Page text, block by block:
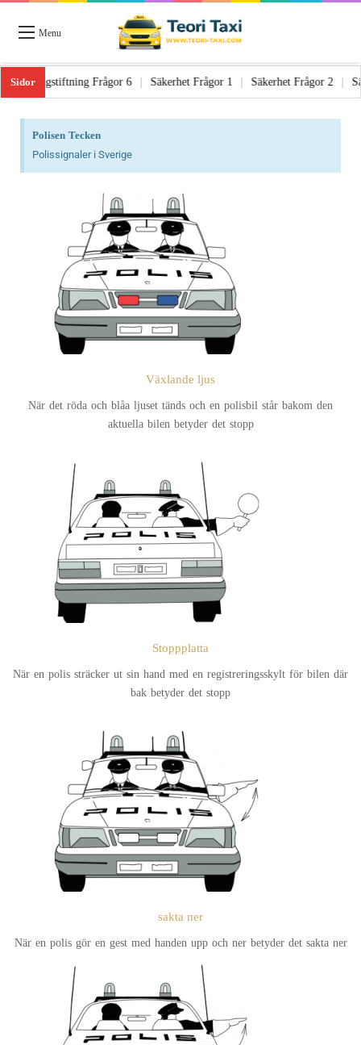
Menu
Sidor
5 | Lagstiftning Frågor 6 | Säkerhet Frågor 1 | Säkerhet Frågor 2
Polisen Tecken
Polissignaler i Sverige
Växlande ljus
När det röda och blåa ljuset tänds och en polisbil står bakom den
aktuella bilen betyder det stopp
Stoppplatta
När en polis sträcker ut sin hand med en registreringsskylt för bilen där
bak betyder det stopp
sakta ner
När en polis gör en gest med handen upp och ner betyder det sakta ner